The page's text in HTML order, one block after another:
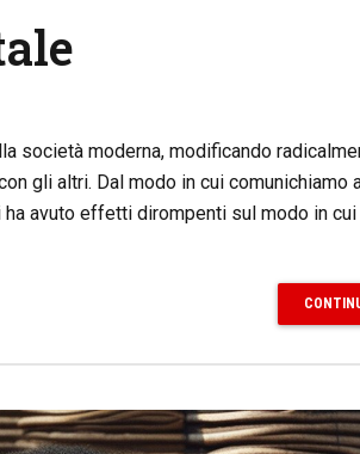
società moderna, modificando
gli altri. Dal modo in cui comunichiamo
avuto effetti dirompenti sul modo in